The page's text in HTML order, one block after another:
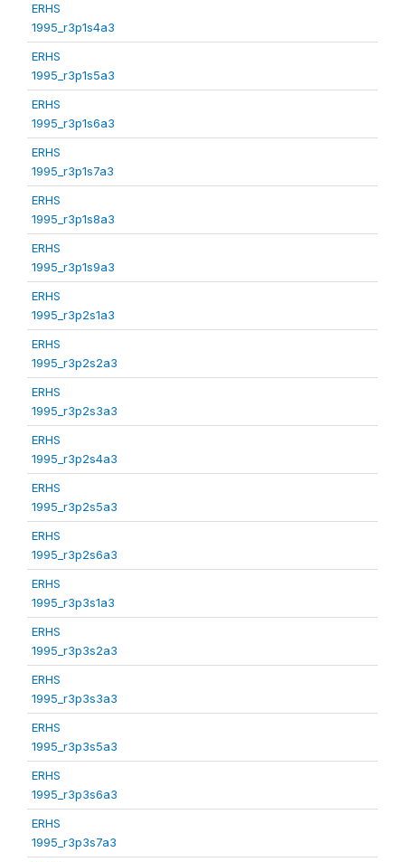
ERHS
1995_r3p1s4a3
ERHS
1995_r3p1s5a3
ERHS
1995_r3p1s6a3
ERHS
1995_r3p1s7a3
ERHS
1995_r3p1s8a3
ERHS
1995_r3p1s9a3
ERHS
1995_r3p2s1a3
ERHS
1995_r3p2s2a3
ERHS
1995_r3p2s3a3
ERHS
1995_r3p2s4a3
ERHS
1995_r3p2s5a3
ERHS
1995_r3p2s6a3
ERHS
1995_r3p3s1a3
ERHS
1995_r3p3s2a3
ERHS
1995_r3p3s3a3
ERHS
1995_r3p3s5a3
ERHS
1995_r3p3s6a3
ERHS
1995_r3p3s7a3